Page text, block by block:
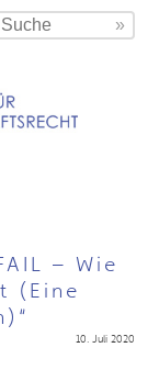
– Wie
(Eine
10. Juli 2020